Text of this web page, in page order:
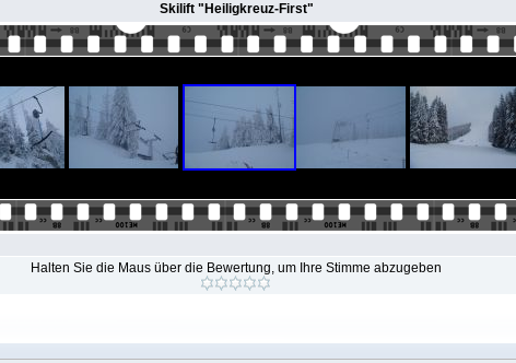
Skilift "Heiligkreuz-First"
Halten Sie die Maus über die Bewertung, um Ihre Stimme abzugeben